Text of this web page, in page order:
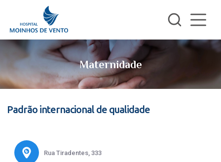
Maternidade
Padrão internacional de qualidade
Rua Tiradentes, 333